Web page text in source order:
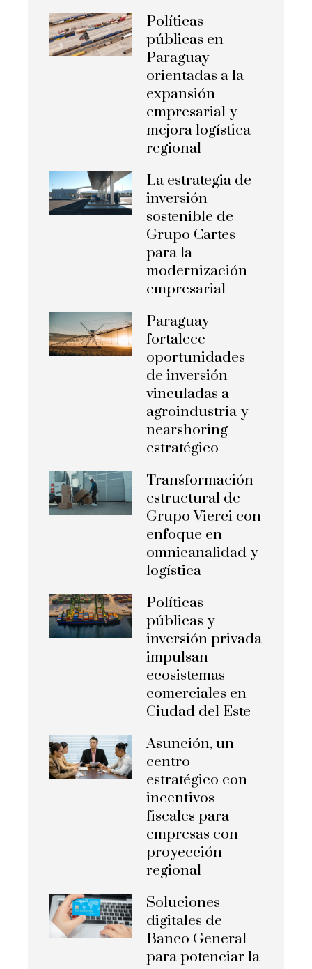
Políticas
públicas en
Paraguay
orientadas a la
expansión
empresarial y
mejora logística
regional
La estrategia de
inversión
sostenible de
Grupo Cartes
para la
modernización
empresarial
Paraguay
fortalece
oportunidades
de inversión
vinculadas a
agroindustria y
nearshoring
estratégico
Transformación
estructural de
Grupo Vierci con
enfoque en
omnicanalidad y
logística
Políticas
públicas y
inversión privada
impulsan
ecosistemas
comerciales en
Ciudad del Este
Asunción, un
centro
estratégico con
incentivos
fiscales para
empresas con
proyección
regional
Soluciones
digitales de
Banco General
para potenciar la